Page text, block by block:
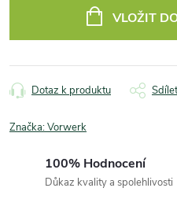
VLOŽIT
Dotaz k produktu Sdílet
Značka:Vorwerk
100% Hodnocení
Důkaz kvality a spolehlivosti